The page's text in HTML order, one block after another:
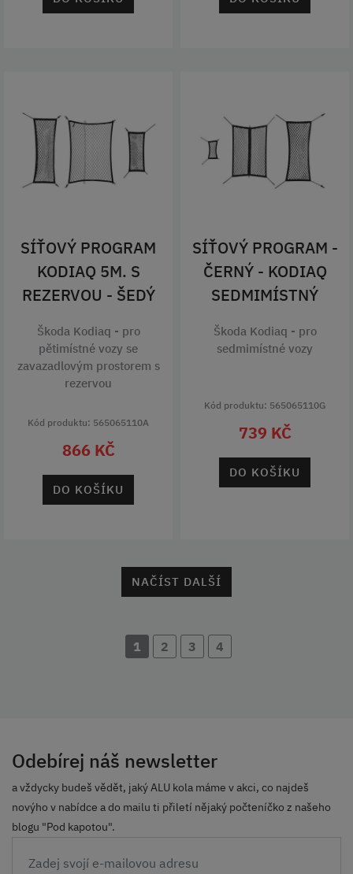
SÍŤOVÝ PROGRAM
KODIAQ 5M. S
REZERVOU - ŠEDÝ
Škoda Kodiaq - pro
pětimístné vozy se
zavazadlovým prostorem s
rezervou
Kód produktu: 565065110A
866 KČ
DO KOŠÍKU
SÍŤOVÝ PROGRAM -
ČERNÝ - KODIAQ
SEDMIMÍSTNÝ
Škoda Kodiaq - pro
sedmimístné vozy
Kód produktu: 565065110G
739 KČ
DO KOŠÍKU
NAČÍST DALŠÍ
1 2 3 4
Odebírej náš newsletter
a vždycky budeš vědět, jaký ALU kola máme v akci, co najdeš
novýho v nabídce a do mailu ti přiletí nějaký počteníčko z našeho
blogu "Pod kapotou".